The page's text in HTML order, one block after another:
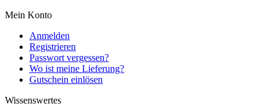
Mein Konto
Anmelden
Registrieren
Passwort vergessen?
Wo ist meine Lieferung?
Gutschein einlösen
Wissenswertes